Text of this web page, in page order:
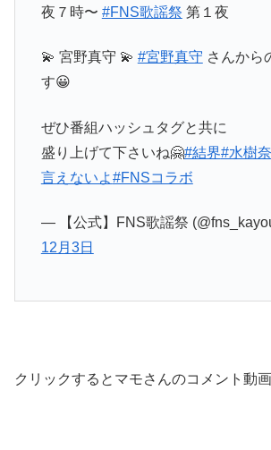
夜７時〜 #FNS歌謡祭 第１夜
💫 宮野真守 💫 #宮野真守 さんから
す😀
ぜひ番組ハッシュタグと共に
盛り上げて下さいね🤗#結界#水樹
言えないよ#FNSコラボ
— 【公式】FNS歌謡祭
12月3日
クリックするとマモさんのコメント動画